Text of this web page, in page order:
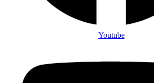
Youtube